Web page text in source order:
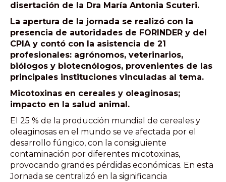
disertación de la Dra María Antonia Scuteri.
La apertura de la jornada se realizó con la
presencia de autoridades de FORINDER y del
CPIA y contó con la asistencia de 21
profesionales: agrónomos, veterinarios,
biólogos y biotecnólogos, provenientes de las
principales instituciones vinculadas al tema.
Micotoxinas en cereales y oleaginosas;
impacto en la salud animal.
El 25 % de la producción mundial de cereales y
oleaginosas en el mundo se ve afectada por el
desarrollo fúngico, con la consiguiente
contaminación por diferentes micotoxinas,
provocando grandes pérdidas económicas. En esta
Jornada se centralizó en la significancia